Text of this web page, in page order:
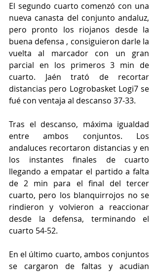
El segundo cuarto comenzó con una
nueva canasta del conjunto andaluz,
pero pronto los riojanos desde la
buena defensa , consiguieron darle la
vuelta al marcador con un gran
parcial en los primeros 3 min de
cuarto. Jaén trató de recortar
distancias pero Logrobasket Logi7 se
fué con ventaja al descanso 37-33.
Tras el descanso, máxima igualdad
entre ambos conjuntos. Los
andaluces recortaron distancias y en
los instantes finales de cuarto
llegando a empatar el partido a falta
de 2 min para el final del tercer
cuarto, pero los blanquirrojos no se
rindieron y volvieron a reaccionar
desde la defensa, terminando el
cuarto 54-52.
En el último cuarto, ambos conjuntos
se cargaron de faltas y acudian